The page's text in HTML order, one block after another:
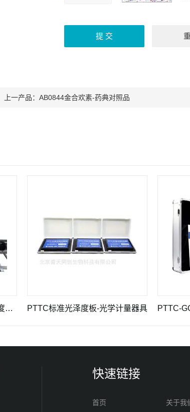
上一产品： AB0844金合欢素-药典对照品
PTTC标准光泽度板-光学计量器具
快速链接
首页 关于我